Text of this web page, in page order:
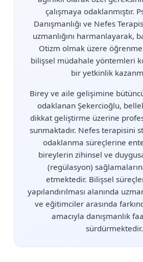
çalışmaya odaklanmıştır.
Danışmanlığı ve Nefes
uzmanlığını harmanlayarak,
Otizm olmak üzere
bilişsel müdahale yöntemleri
bir yetkinlik
Birey ve aile gelişimine
odaklanan Şekercioğlu,
dikkat geliştirme üzerine
sunmaktadır. Nefes terapisini
odaklanma süreçlerine
bireylerin zihinsel ve
(regülasyon)
etmektedir. Bilişsel
yapılandırılması alanında
ve eğitimciler arasında
amacıyla danışmanlık
sürdürmektedir.